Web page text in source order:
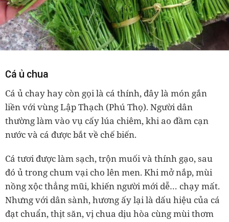
Cá ủ chua
Cá ủ chay hay còn gọi là cá thính, đây là món gắn
liền với vùng Lập Thạch (Phú Thọ). Người dân
thường làm vào vụ cấy lúa chiêm, khi ao đầm cạn
nước và cá được bắt về chế biến.
Cá tươi được làm sạch, trộn muối và thính gạo, sau
đó ủ trong chum vại cho lên men. Khi mở nắp, mùi
nồng xộc thẳng mũi, khiến người mới dễ… chạy mất.
Nhưng với dân sành, hương ấy lại là dấu hiệu của cá
đạt chuẩn, thịt săn, vị chua dịu hòa cùng mùi thơm